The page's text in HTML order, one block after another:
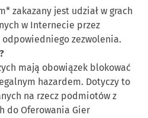
zakazany jest udział w grach
w Internecie przez
zezwolenia.
mają obowiązek blokować
hazardem. Dotyczy to
na rzecz podmiotów z
do Oferowania Gier